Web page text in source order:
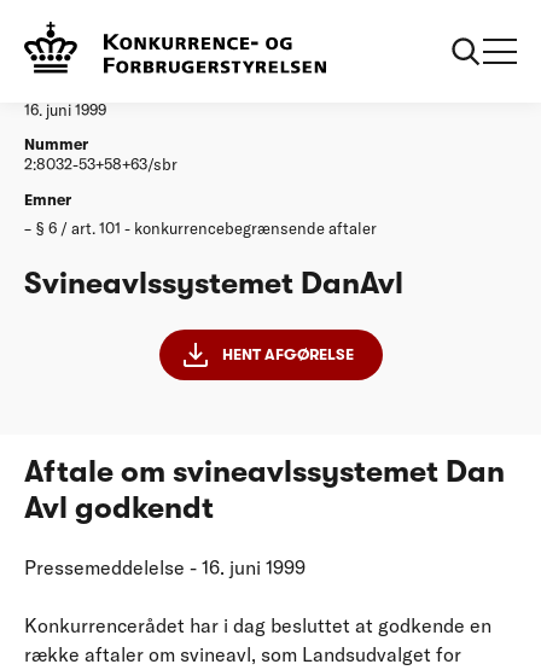
Afgørelser
16. juni 1999
Nummer
2:8032-53+58+63/sbr
Emner
§ 6 / art. 101 - konkurrencebegrænsende aftaler
Svineavlssystemet DanAvl
HENT AFGØRELSE
Aftale om svineavlssystemet Dan
Avl godkendt
Pressemeddelelse - 16. juni 1999
Konkurrencerådet har i dag besluttet at godkende en
række aftaler om svineavl, som Landsudvalget for